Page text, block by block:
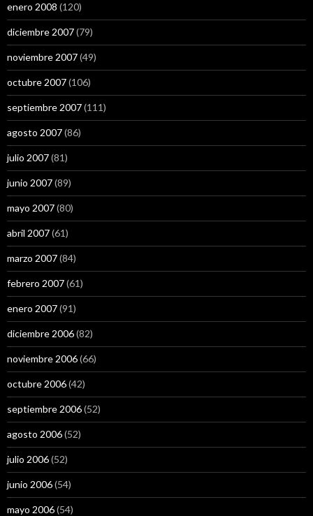
enero 2008 (120)
diciembre 2007(79)
noviembre 2007(49)
octubre 2007(106)
septiembre 2007(111)
agosto 2007(86)
julio 2007(81)
junio 2007(89)
mayo 2007(80)
abril 2007(61)
marzo 2007(84)
febrero 2007(61)
enero 2007(91)
diciembre 2006(82)
noviembre 2006(66)
octubre 2006(42)
septiembre 2006(52)
agosto 2006(52)
julio 2006(52)
junio 2006(54)
mayo 2006(54)